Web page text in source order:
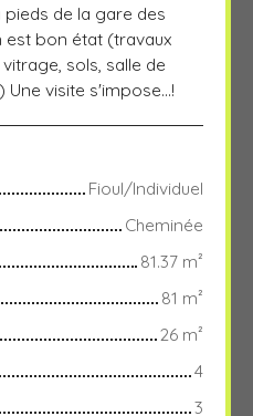
pieds de la gare des
est bon état (travaux
sols, salle de
Une visite s'impose...!
Fioul/Individuel
Cheminée
81.37 m²
81 m²
26 m²
4
3